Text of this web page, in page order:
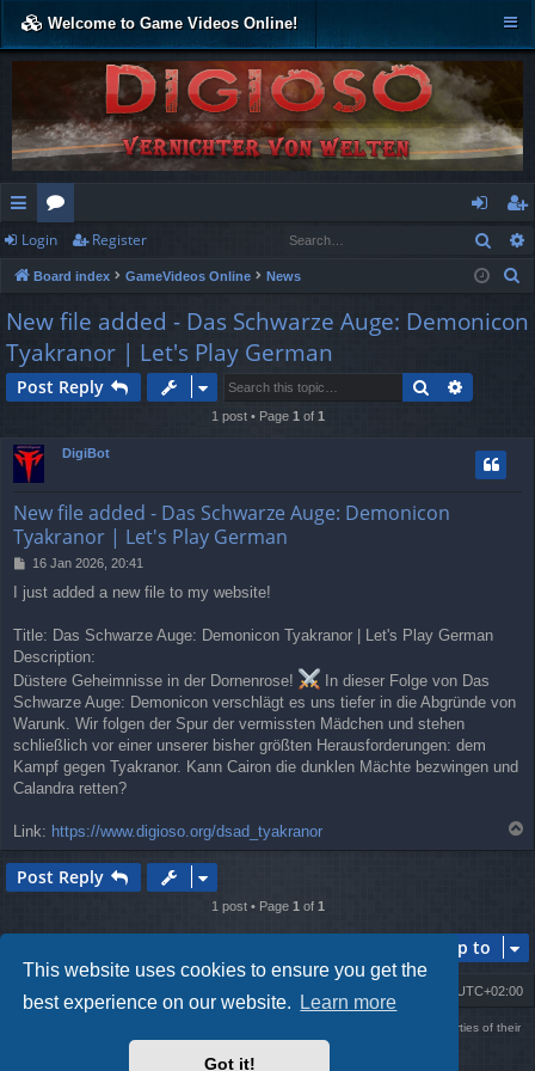
This website uses cookies to ensure you get the
best experience on our website.
Learn more
Got it!
Welcome to Game Videos Online!
ui
ck
lin
ks
or
u
m
s
og
in
eg
ist
er
Login Register
Board index GameVideos Online News
a
New file added - Das Schwarze Auge: Demonicon
Tyakranor | Let's Play German
Post Reply Search
1 post • Page 1 of 1
DigiBot
New file added - Das Schwarze Auge: Demonicon
Tyakranor | Let's Play German
P
s
16 Jan 2026, 20:41
I just added a new file to my website!
Title: Das Schwarze Auge: Demonicon Tyakranor | Let's Play German
Description:
Düstere Geheimnisse in der Dornenrose!
In dieser Folge von Das
Schwarze Auge: Demonicon verschlägt es uns tiefer in die Abgründe von
Warunk. Wir folgen der Spur der vermissten Mädchen und stehen
schließlich vor einer unserer bisher größten Herausforderungen: dem
Kampf gegen Tyakranor. Kann Cairon die dunklen Mächte bezwingen und
Calandra retten?
Link: https://www.digioso.org/dsad_tyakranor
o
Post Reply
1 post • Page 1 of 1
Jump to
UTC+02:00
style & extension. All trademarks referenced herein are the properties of their
respective owners.
phpBB® Forum Software © phpBB Limited